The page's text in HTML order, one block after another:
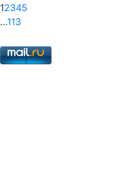
12345
…113